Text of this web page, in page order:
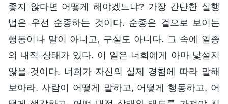
좋지 않다면 어떻게 해야겠느냐? 가장 간단한 실행
법은 우선 순종하는 것이다. 순종은 겉으로 보이는
행동이나 말이 아니고, 구실도 아니다. 그 속에 일종
의 내적 상태가 있다. 이 일은 너희에게 아마 낯설지
않을 것이다. 너희가 자신의 실제 경험에 따라 말해
보아라. 사람이 어떻게 말하고, 어떻게 행동하고, 어